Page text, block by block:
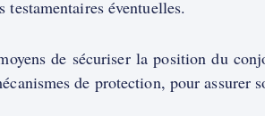
éventuelles.
de sécuriser la position du
de protection, pour assurer